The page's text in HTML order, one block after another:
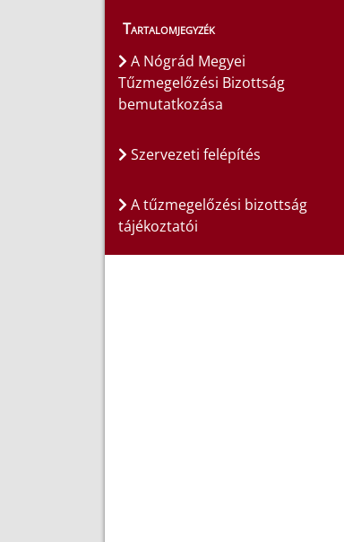
Tartalomjegyzék
A Nógrád Megyei
Tűzmegelőzési Bizottság
bemutatkozása
Szervezeti felépítés
A tűzmegelőzési bizottság
tájékoztatói